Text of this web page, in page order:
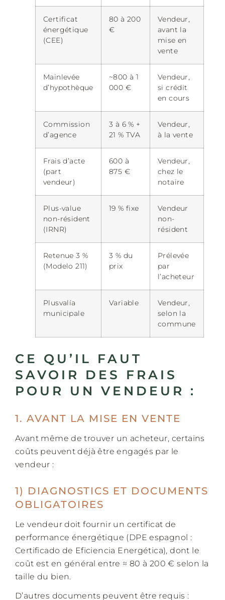
Certificat
énergétique
(CEE)
80 à 200
€
Vendeur,
avant la
mise en
vente
Mainlevée
d’hypothèque
~800 à 1
000 €
Vendeur,
si crédit
en cours
Commission
d’agence
3 à 6 % +
21 % TVA
Vendeur,
à la vente
Frais d’acte
(part
vendeur)
600 à
875 €
Vendeur,
chez le
notaire
Plus-value
non-résident
(IRNR)
19 % fixe
Vendeur
non-
résident
Retenue 3 %
(Modelo 211)
3 % du
prix
Prélevée
par
l’acheteur
Plusvalía
municipale
Variable
Vendeur,
selon la
commune
CE QU’IL FAUT
SAVOIR DES FRAIS
POUR UN VENDEUR :
1. AVANT LA MISE EN VENTE
Avant même de trouver un acheteur, certains
coûts peuvent déjà être engagés par le
vendeur :
1) DIAGNOSTICS ET DOCUMENTS
OBLIGATOIRES
Le vendeur doit fournir un certificat de
performance énergétique (DPE espagnol :
Certificado de Eficiencia Energética), dont le
coût est en général entre ≈ 80 à 200 € selon la
taille du bien.
D’autres documents peuvent être requis :